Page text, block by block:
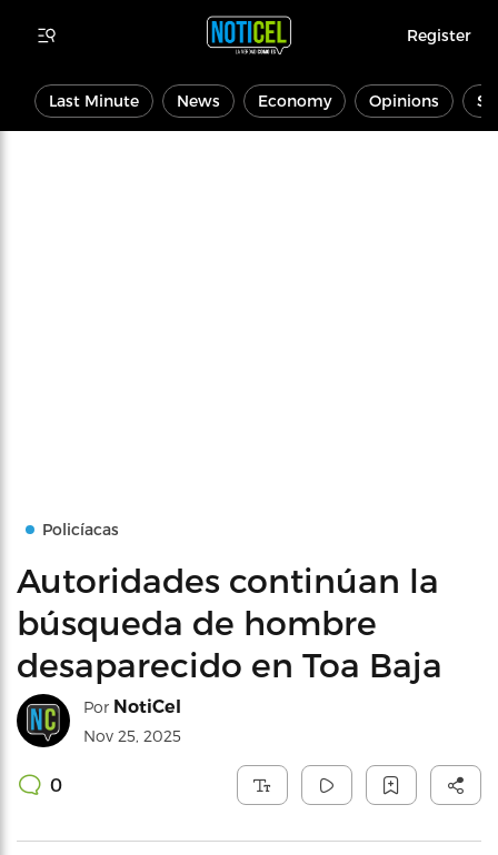
Register
Last Minute News Economy Opinions
Policíacas
Autoridades continúan la
búsqueda de hombre
desaparecido en Toa Baja
Por NotiCel
Nov 25, 2025
0